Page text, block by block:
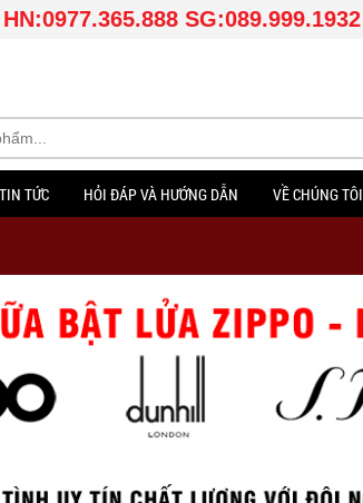
HN:0977.365.888 SG:089.999.1932
TIN TỨC HỎI ĐÁP VÀ HƯỚNG DẪN VỀ CHÚNG TÔI